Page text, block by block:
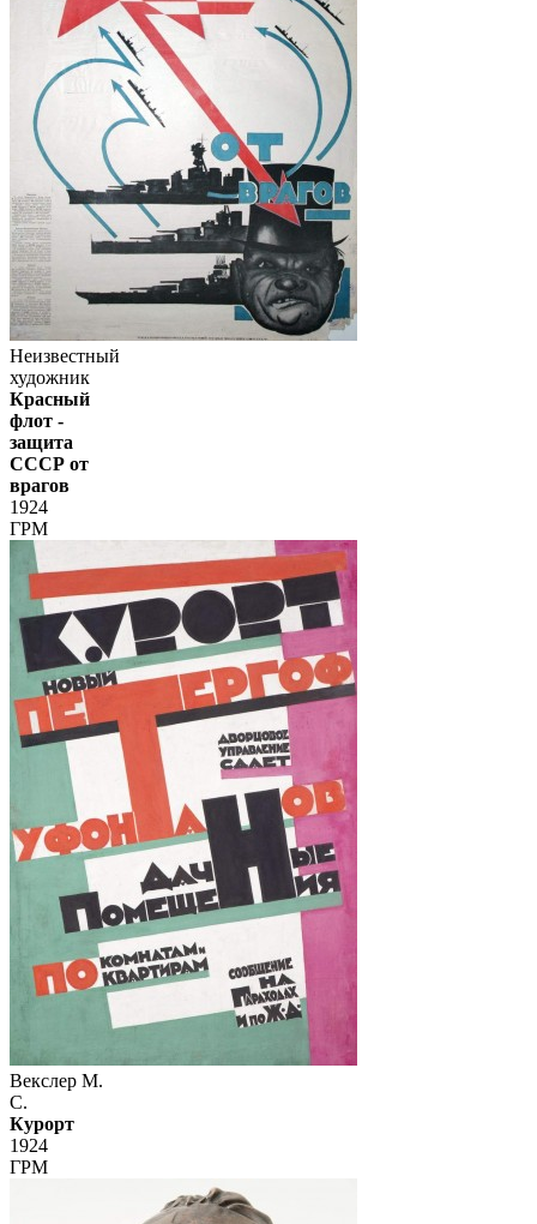
Неизвестный
художник
Красный
флот -
защита
СССР от
врагов
1924
ГРМ
Векслер М.
С.
Курорт
1924
ГРМ